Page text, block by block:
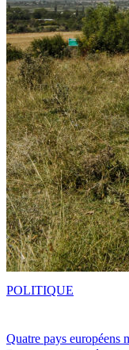
Quatre pays européens
POLITIQUE